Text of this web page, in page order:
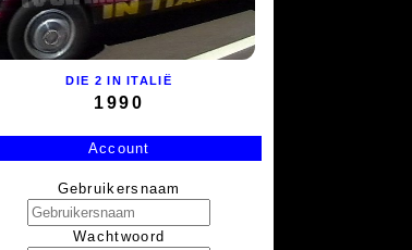
DIE 2 IN ITALIË
1990
Account
Gebruikersnaam
Wachtwoord